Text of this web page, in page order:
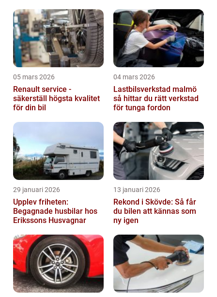
05 mars 2026
Renault service -
säkerställ högsta kvalitet
för din bil
04 mars 2026
Lastbilsverkstad malmö
så hittar du rätt verkstad
för tunga fordon
29 januari 2026
Upplev friheten:
Begagnade husbilar hos
Erikssons Husvagnar
13 januari 2026
Rekond i Skövde: Så får
du bilen att kännas som
ny igen